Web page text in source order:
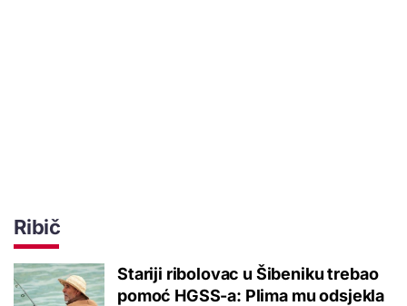
Ribič
Stariji ribolovac u Šibeniku trebao
pomoć HGSS-a: Plima mu odsjekla